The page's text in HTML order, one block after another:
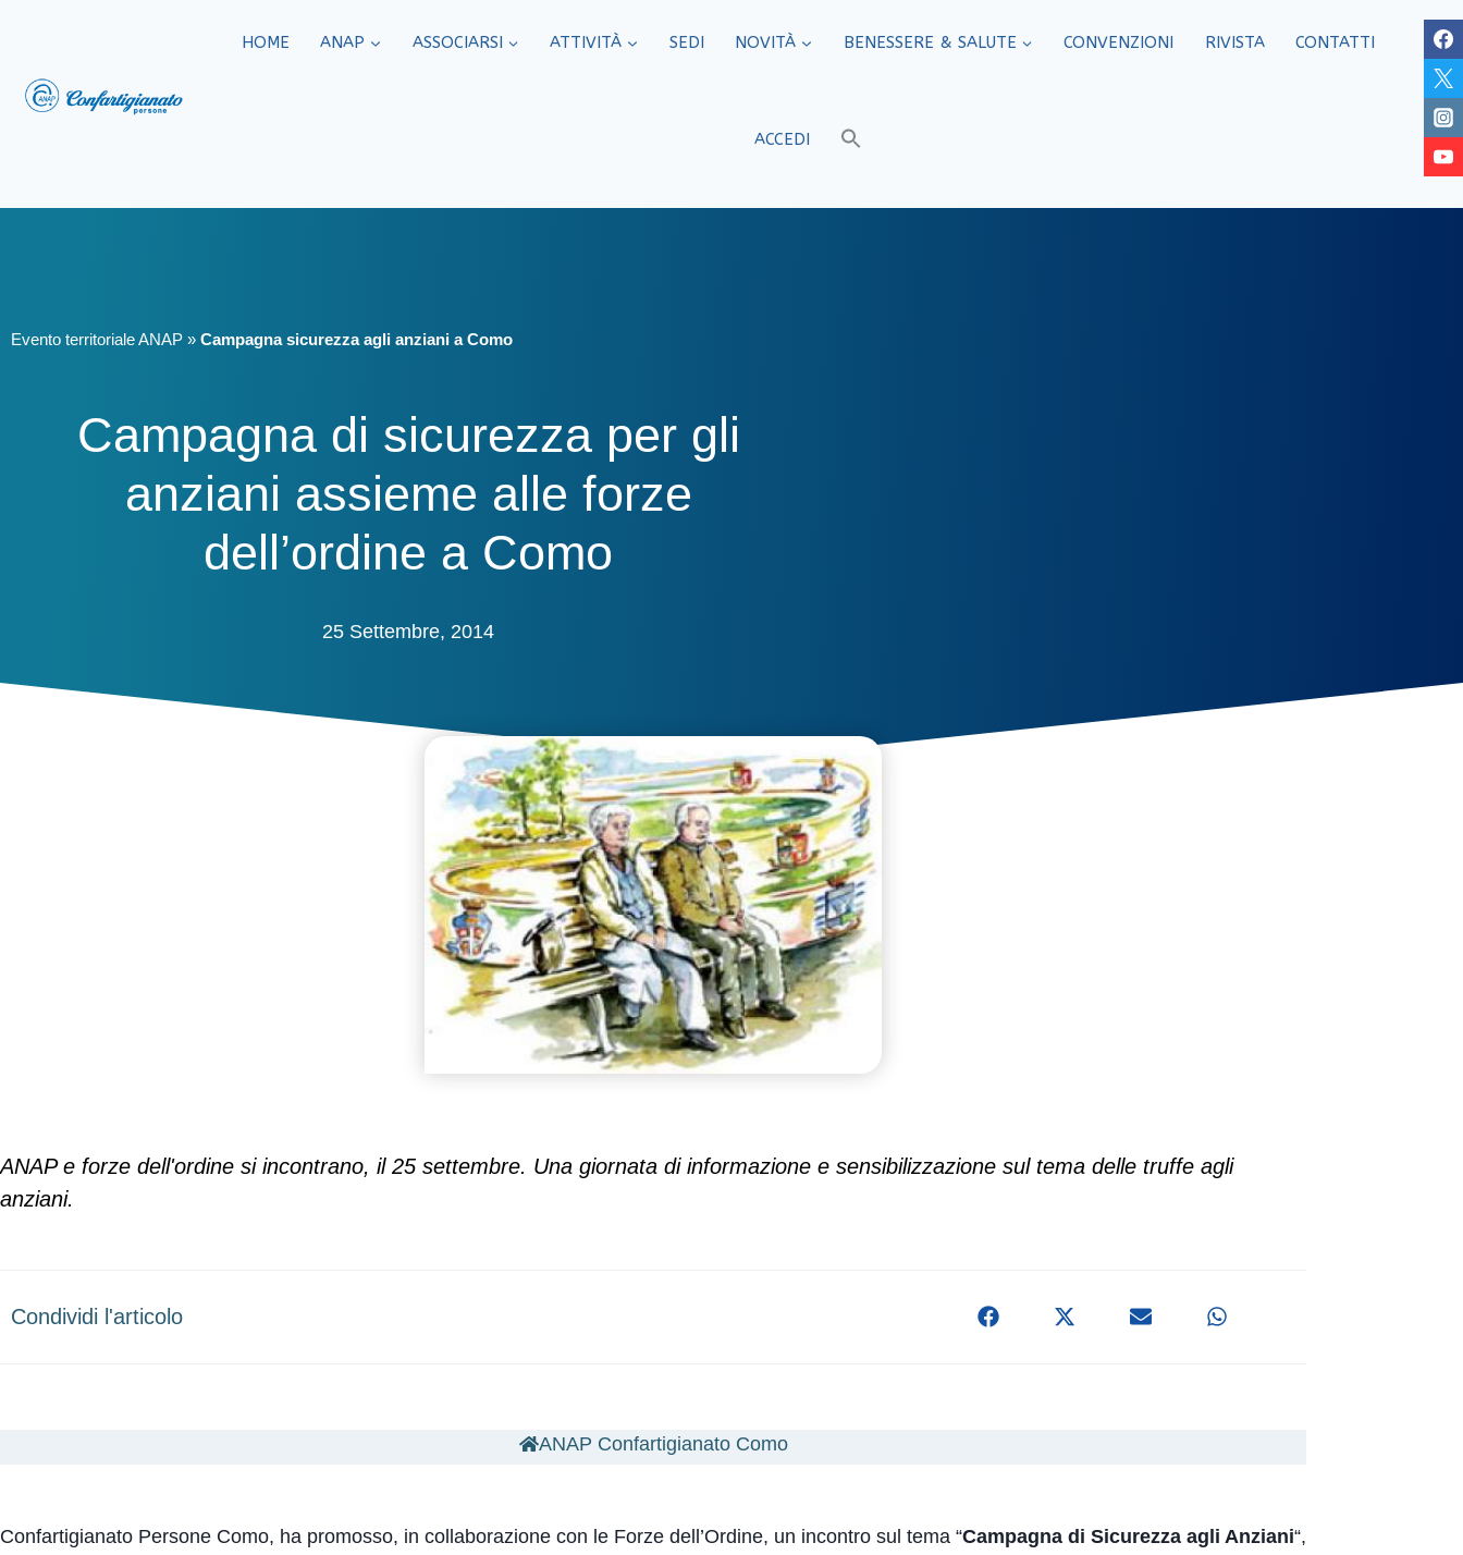
HOME ANAP ASSOCIARSI ATTIVITÀ SEDI​ NOVITÀ BENESSERE & SALUTE CONVENZIONI RIVISTA CONTATTI
ACCEDI
Evento territoriale ANAP » Campagna sicurezza agli anziani a Como
Campagna di sicurezza per gli
anziani assieme alle forze
dell’ordine a Como
25 Settembre, 2014
ANAP e forze dell'ordine si incontrano, il 25 settembre. Una giornata di informazione e sensibilizzazione sul tema delle truffe agli
anziani.
Condividi l'articolo
ANAP Confartigianato Como
Confartigianato Persone Como, ha promosso, in collaborazione con le Forze dell’Ordine, un incontro sul tema “Campagna di Sicurezza agli Anziani“,